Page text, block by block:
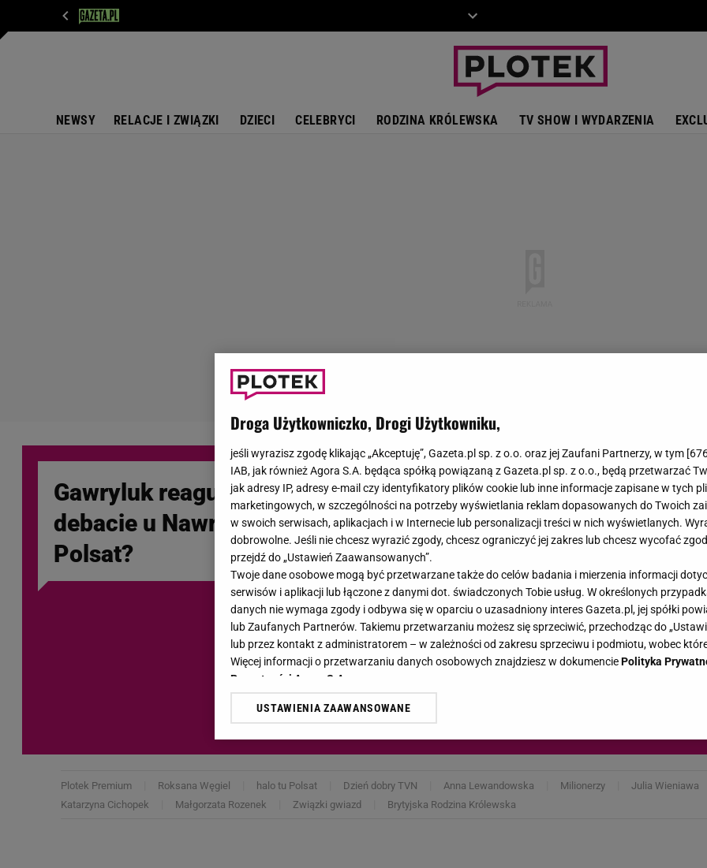
NEWSY RELACJE I ZWIĄZKI DZIECI CELEBRYCI RODZINA KRÓLEWSKA TV SHOW I WYDARZENIA
Gawryluk reaguje na krytykę po
debacie u Nawrockiego. Co na to
Polsat?
Plotek Premium Roksana Węgiel halo tu Polsat Dzień dobry TVN Anna Lewandowska Milionerzy
Julia Wieniawa
Katarzyna Cichopek
Małgorzata Rozenek Związki gwiazd Brytyjska Rodzina Królewska
Droga Użytkowniczko, Drogi Użytkowniku,
jeśli wyrazisz zgodę klikając „Akceptuję”, Gazeta.pl sp. z o.o. oraz jej Zaufani Partnerzy, w tym [
IAB, jak również Agora S.A. będąca spółką powiązaną z Gazeta.pl sp. z o.o., będą przetwarzać
jak adresy IP, adresy e-mail czy identyfikatory plików cookie lub inne informacje zapisane w tych
marketingowych, w szczególności na potrzeby wyświetlania reklam dopasowanych do Twoich
w swoich serwisach, aplikacjach i w Internecie lub personalizacji treści w nich wyświetlanych.
dobrowolne. Jeśli nie chcesz wyrazić zgody, chcesz ograniczyć jej zakres lub chcesz wycofać
przejdź do „Ustawień Zaawansowanych”.
Twoje dane osobowe mogą być przetwarzane także do celów badania i mierzenia informacji
serwisów i aplikacji lub łączone z danymi dot. świadczonych Tobie usług. W określonych
danych nie wymaga zgody i odbywa się w oparciu o uzasadniony interes Gazeta.pl, jej spółki
lub Zaufanych Partnerów. Takiemu przetwarzaniu możesz się sprzeciwić, przechodząc do
lub przez kontakt z administratorem – w zależności od zakresu sprzeciwu i podmiotu, wobec
Więcej informacji o przetwarzaniu danych osobowych znajdziesz w dokumenciePolityka
Prywatności Agora S.A.
Klikając „Akceptuję” wyrażasz też zgodę na zainstalowanie i przechowywanie plików cookie
plików cookie możliwa jest także za pomocą ustawień przeglądarki.
USTAWIENIA ZAAWANSOWANE